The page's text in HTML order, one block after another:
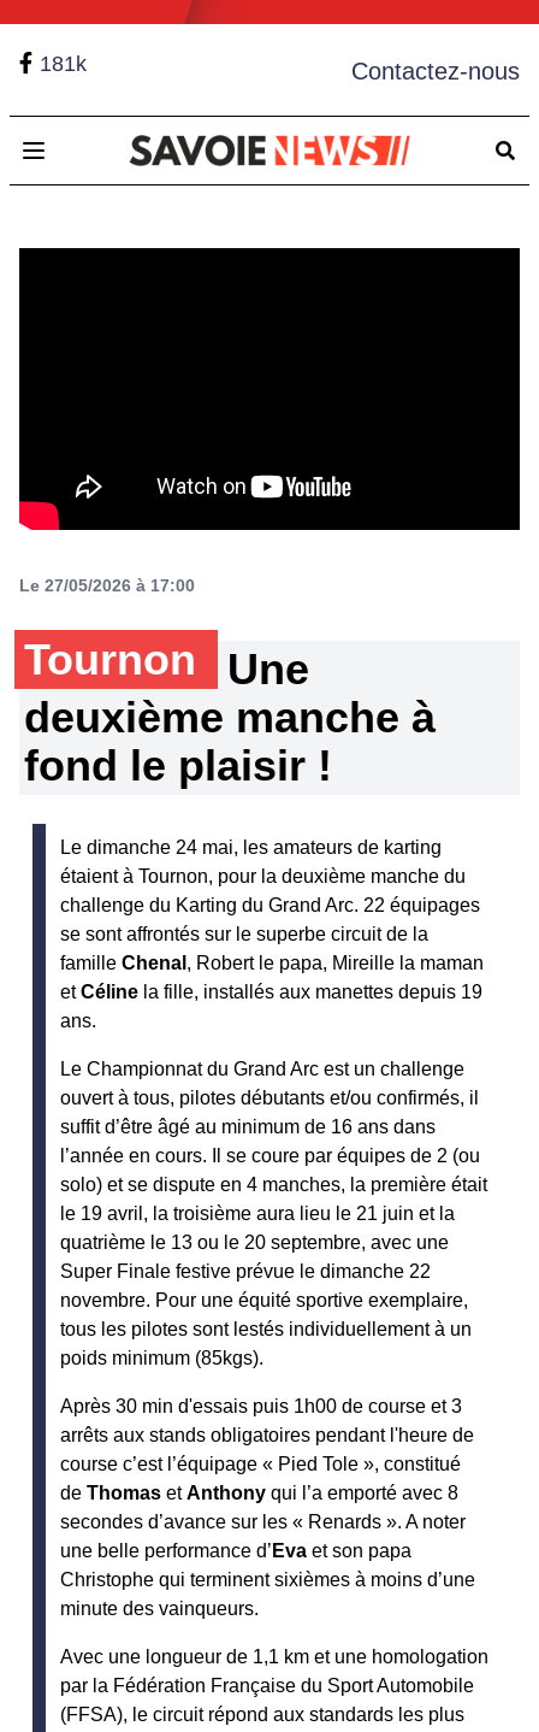
181k Contactez-nous
Open main menu
Le 27/05/2026 à 17:00
Tournon
Une
deuxième manche à
fond le plaisir !
Le dimanche 24 mai, les amateurs de karting
étaient à Tournon, pour la deuxième manche du
challenge du Karting du Grand Arc. 22 équipages
se sont affrontés sur le superbe circuit de la
famille Chenal , Robert le papa, Mireille la maman
etCélinela fille, installés aux manettes depuis 19
ans.
Le Championnat du Grand Arc est un challenge
ouvert à tous, pilotes débutants et/ou confirmés, il
suffit d’être âgé au minimum de 16 ans dans
l’année en cours. Il se coure par équipes de 2 (ou
solo) et se dispute en 4 manches, la première était
le 19 avril, la troisième aura lieu le 21 juin et la
quatrième le 13 ou le 20 septembre, avec une
Super Finale festive prévue le dimanche 22
novembre. Pour une équité sportive exemplaire,
tous les pilotes sont lestés individuellement à un
poids minimum (85kgs).
Après 30 min d'essais puis 1h00 de course et 3
arrêts aux stands obligatoires pendant l'heure de
course c’est l’équipage « Pied Tole », constitué
de ThomasetAnthonyqui l’a emporté avec 8
secondes d’avance sur les « Renards ». A noter
une belle performance d’ Evaet son papa
Christophe qui terminent sixièmes à moins d’une
minute des vainqueurs.
Avec une longueur de 1,1 km et une homologation
par la Fédération Française du Sport Automobile
(FFSA), le circuit répond aux standards les plus